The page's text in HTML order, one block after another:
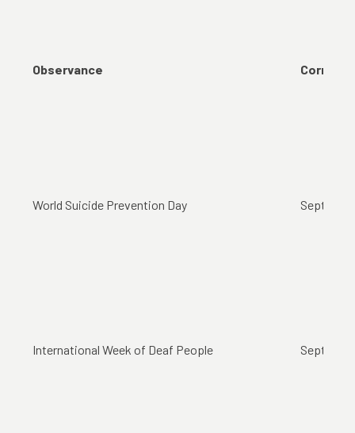
Observance Correct
World Suicide Prevention Day
International Week of Deaf People